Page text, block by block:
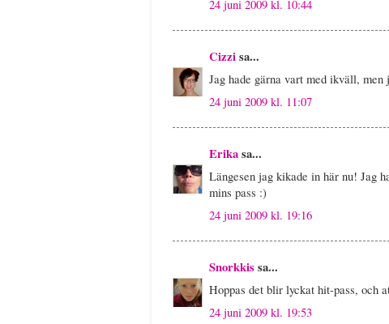
24 juni 2009 kl. 10:44
Cizzisa...
Jag hade gärna vart med ikväll,
24 juni 2009 kl. 11:07
Erikasa...
Längesen jag kikade in här nu! Jag
mins pass :)
24 juni 2009 kl. 19:16
Snorkkissa...
Hoppas det blir lyckat hit-pass, och
24 juni 2009 kl. 19:53